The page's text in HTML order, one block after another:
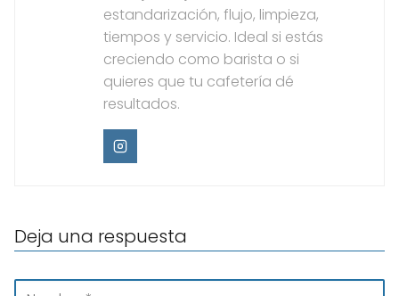
estandarización, flujo, limpieza,
tiempos y servicio. Ideal si estás
creciendo como barista o si
quieres que tu cafetería dé
resultados.
Deja una respuesta